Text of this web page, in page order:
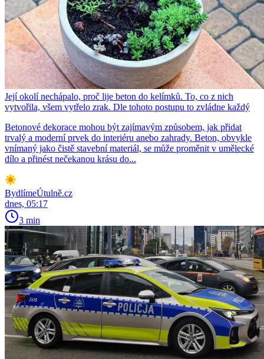
Její okolí nechápalo, proč lije beton do kelímků. To, co z nich
vytvořila, všem vytřelo zrak. Dle tohoto postupu to zvládne každý
Betonové dekorace mohou být zajímavým způsobem, jak přidat
trvalý a moderní prvek do interiéru anebo zahrady. Beton, obvykle
vnímaný jako čistě stavební materiál, se může proměnit v umělecké
dílo a přinést nečekanou krásu do...
BydlímeÚtulně.cz
dnes, 05:17
3 min